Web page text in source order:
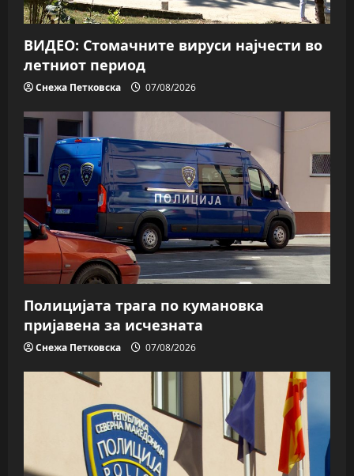
ВИДЕО: Стомачните вируси најчести во
летниот период
Снежа Петковска 07/08/2026
Полицијата трага пo кумановка
пријавена за исчезната
Снежа Петковска 07/08/2026